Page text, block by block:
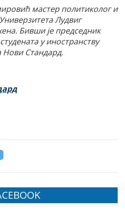
мастер политиколог и
Лудвиг
Бивши је председник
у иностранству
Нови Стандард.